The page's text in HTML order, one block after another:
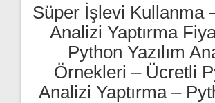
Süper İşlevi Kullanma
Analizi Yaptırma
Python Yazılım
Örnekleri – Ücretli
Analizi Yaptırma –